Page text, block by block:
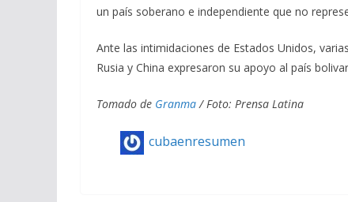
un país soberano e independiente que no
Ante las intimidaciones de Estados Unidos,
Rusia y China expresaron su apoyo al país
Tomado de Granma/ Foto: Prensa Latina
cubaenresumen